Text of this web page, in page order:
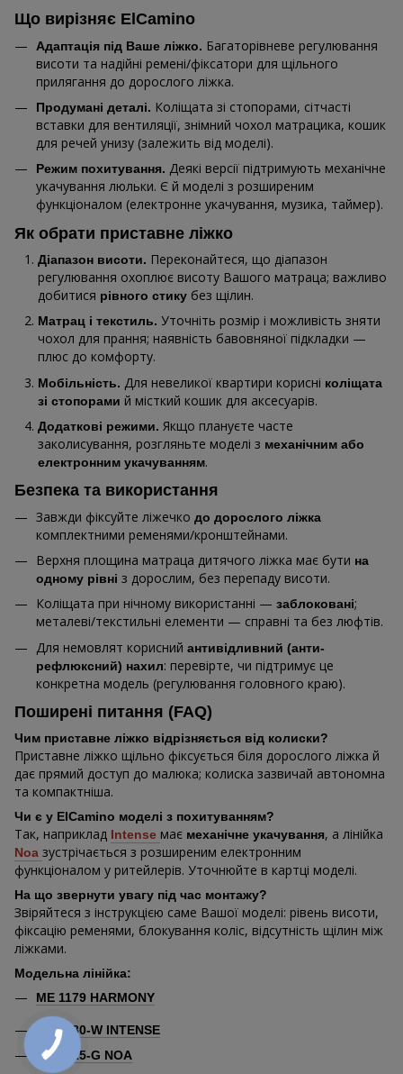
Що вирізняє ElCamino
Адаптація під Ваше ліжко. Багаторівневе регулювання
висоти та надійні ремені/фіксатори для щільного
прилягання до дорослого ліжка.
Продумані деталі. Коліщата зі стопорами, сітчасті
вставки для вентиляції, знімний чохол матрацика, кошик
для речей унизу (залежить від моделі).
Режим похитування. Деякі версії підтримують механічне
укачування люльки. Є й моделі з розширеним
функціоналом (електронне укачування, музика, таймер).
Як обрати приставне ліжко
Діапазон висоти. Переконайтеся, що діапазон
регулювання охоплює висоту Вашого матраца; важливо
добитися рівного стику без щілин.
Матрац і текстиль. Уточніть розмір і можливість зняти
чохол для прання; наявність бавовняної підкладки —
плюс до комфорту.
Мобільність. Для невеликої квартири корисні коліщата
зі стопорами й місткий кошик для аксесуарів.
Додаткові режими. Якщо плануєте часте
заколисування, розгляньте моделі з механічним або
електронним укачуванням.
Безпека та використання
Завжди фіксуйте ліжечко до дорослого ліжка
комплектними ременями/кронштейнами.
Верхня площина матраца дитячого ліжка має бути на
одному рівні з дорослим, без перепаду висоти.
Коліщата при нічному використанні — заблоковані;
металеві/текстильні елементи — справні та без люфтів.
Для немовлят корисний антивідливний (анти-
рефлюксний) нахил: перевірте, чи підтримує це
конкретна модель (регулювання головного краю).
Поширені питання (FAQ)
Чим приставне ліжко відрізняється від колиски?
Приставне ліжко щільно фіксується біля дорослого ліжка й
дає прямий доступ до малюка; колиска зазвичай автономна
та компактніша.
Чи є у ElCamino моделі з похитуванням?
Так, наприклад Intense має механічне укачування, а лінійка
Noa зустрічається з розширеним електронним
функціоналом у ритейлерів. Уточнюйте в картці моделі.
На що звернути увагу під час монтажу?
Звіряйтеся з інструкцією саме Вашої моделі: рівень висоти,
фіксацію ременями, блокування коліс, відсутність щілин між
ліжками.
Модельна лінійка:
ME 1179 HARMONY
ME 1180-W INTENSE
ME 1125-G NOA